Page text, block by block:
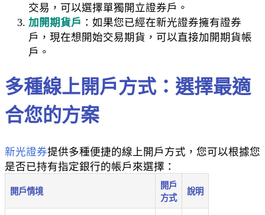
交易，可以選擇單獨開立證券戶。
加開期貨戶 ：如果您已經在新光證券擁有證券
戶，現在想開始交易期貨，可以直接加開期貨帳
戶。
多種線上開戶方式：選擇最適
合您的方案
新光證券提供多種便捷的線上開戶方式，您可以根據您
是否已持有指定銀行的帳戶來選擇：
開戶情境
開戶
方式
說明